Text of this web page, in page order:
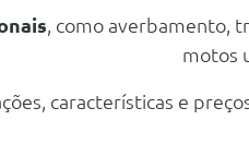
, como averbamento,
motos
características e